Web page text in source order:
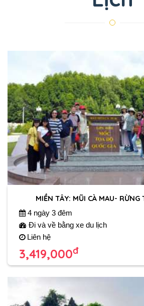
MIỀN TÂY: MŨI CÀ MAU- RỪNG
4 ngày 3 đêm
Đi và về bằng xe du lịch
Liên hệ
3,419,000đ